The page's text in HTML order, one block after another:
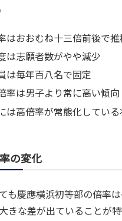
はおおむね十三倍前後で推
は志願者数がやや減少
は毎年百八名で固定
率は男子より常に高い傾向
は高倍率が常態化してい
の変化
も慶應横浜初等部の倍率
きな差が出ていることが特